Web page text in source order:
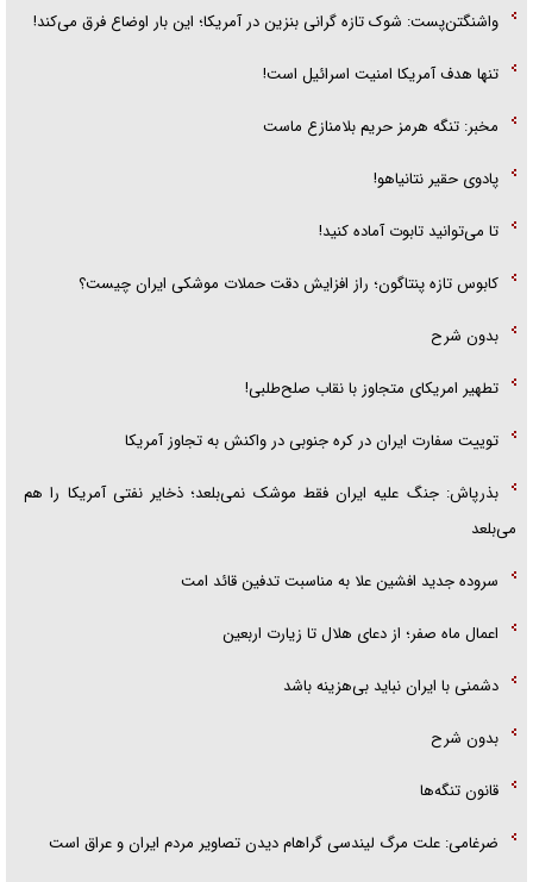
واشنگتن‌پست: شوک تازه گرانی بنزین در آمریکا؛ این بار اوضاع فرق می‌کند!
تنها هدف آمریکا امنیت اسرائیل است!
مخبر: تنگه هرمز حریم بلامنازع ماست
پادوی حقیر نتانیاهو!
تا می‌توانید تابوت آماده کنید!
کابوس تازه پنتاگون؛ راز افزایش دقت حملات موشکی ایران چیست؟
بدون شرح
تطهیر امریکای متجاوز با نقاب صلح‌طلبی!
توییت سفارت ایران در کره جنوبی در واکنش به تجاوز آمریکا
بذرپاش: ‏جنگ علیه ایران فقط موشک نمی‌بلعد؛ ذخایر نفتی آمریکا را هم
می‌بلعد
سروده جدید افشین علا به مناسبت تدفین قائد امت
اعمال ماه صفر؛ از دعای هلال تا زیارت اربعین
دشمنی با ایران نباید بی‌هزینه باشد
بدون شرح
قانون تنگه‌ها
ضرغامی: علت مرگ لیندسی گراهام دیدن تصاویر مردم ایران و عراق است